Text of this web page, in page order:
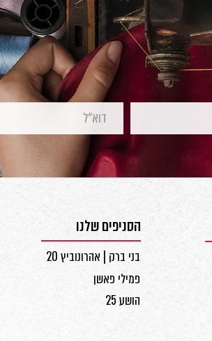
הסניפים שלנו
בני ברק | אהרונוביץ 20
פמילי פאשן
הושע 25